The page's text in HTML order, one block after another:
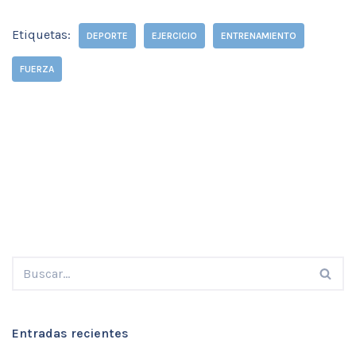
Etiquetas: DEPORTE EJERCICIO ENTRENAMIENTO
FUERZA
Entradas recientes